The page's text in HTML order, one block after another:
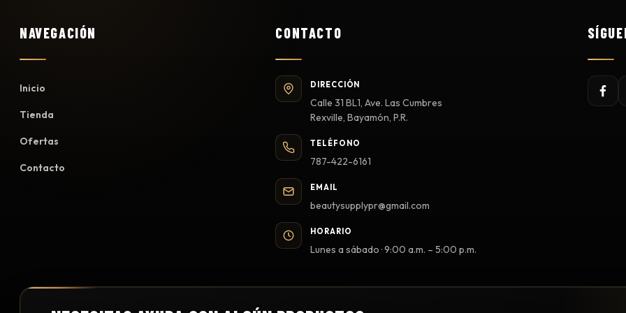
NAVEGACIÓN
Inicio
Tienda
Ofertas
Contacto
CONTACTO
DIRECCIÓN
Calle 31 BL1, Ave. Las Cumbres
Rexville, Bayamón, P.R.
TELÉFONO
787-422-6161
EMAIL
beautysupplypr@gmail.com
HORARIO
Lunes a sábado · 9:00 a.m. – 5:00 p.m.